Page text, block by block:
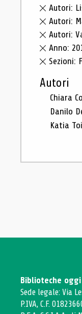
Autori:
Autori:
Autori:
Anno:
Sezioni:
Autori
Chiara
Danilo
Katia
Biblioteche oggi
Sede legale: Via
P.IVA, C.F.